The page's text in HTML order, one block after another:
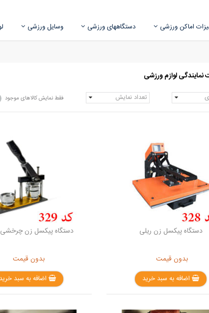
اماکن ورزشی دستگاههای ورزشی وسایل ورزشی
لوازم ورزشی
تعداد نمایش فقط نمایش کالاهای موجود
دستگاه پیکسل زن ریلی
بدون قیمت
اضافه به سبد خرید
دستگاه پیکسل زن
بدون قیمت
اضافه به سبد خرید